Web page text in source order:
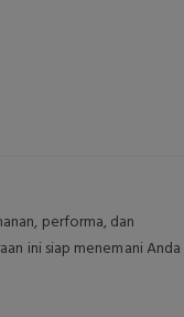
performa, dan
ini siap menemani Anda